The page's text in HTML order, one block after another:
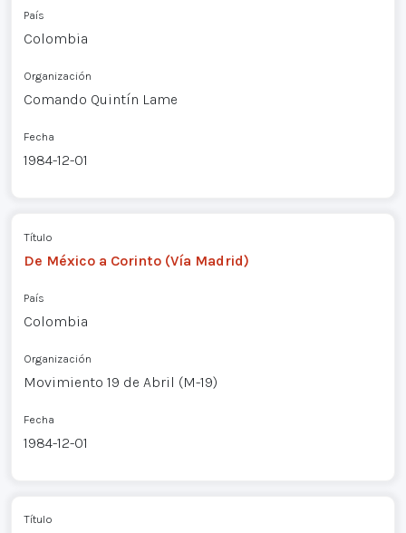
País
Colombia
Organización
Comando Quintín Lame
Fecha
1984-12-01
Título
De México a Corinto (Vía Madrid)
País
Colombia
Organización
Movimiento 19 de Abril (M-19)
Fecha
1984-12-01
Título